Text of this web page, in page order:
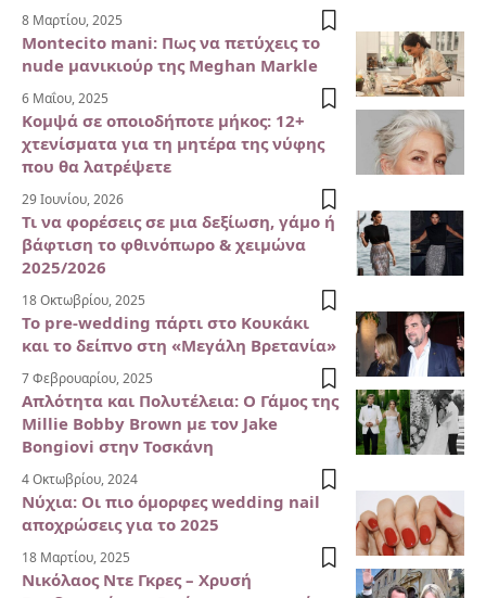
8 Μαρτίου, 2025
Montecito mani: Πως να πετύχεις το
nude μανικιούρ της Meghan Markle
6 Μαΐου, 2025
Κομψά σε οποιοδήποτε μήκος: 12+
χτενίσματα για τη μητέρα της νύφης
που θα λατρέψετε
29 Ιουνίου, 2026
Τι να φορέσεις σε μια δεξίωση, γάμο ή
βάφτιση το φθινόπωρο & χειμώνα
2025/2026
18 Οκτωβρίου, 2025
Το pre-wedding πάρτι στο Κουκάκι
και το δείπνο στη «Μεγάλη Βρετανία»
7 Φεβρουαρίου, 2025
Απλότητα και Πολυτέλεια: Ο Γάμος της
Millie Bobby Brown με τον Jake
Bongiovi στην Τοσκάνη
4 Οκτωβρίου, 2024
Νύχια: Οι πιο όμορφες wedding nail
αποχρώσεις για το 2025
18 Μαρτίου, 2025
Νικόλαος Ντε Γκρες – Χρυσή